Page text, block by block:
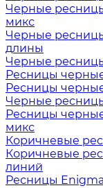
Черные
микс
Черные
длины
Черные
Ресницы
Ресницы
Черные
Ресницы
микс
Коричневые
Коричневые
линий
Ресницы